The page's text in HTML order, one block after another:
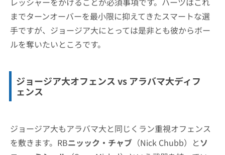
までターンオーバーを最小限に抑えてきたスマートな選
手ですが、ジョージア大にとっては是非とも彼からボー
ルを奪いたいところです。
ジョージア大オフェンス vs アラバマ大ディフ
ェンス
ジョージア大もアラバマ大と同じくラン重視オフェンス
を敷きます。RBニッック・チャブ （Nick Chubb）とソ